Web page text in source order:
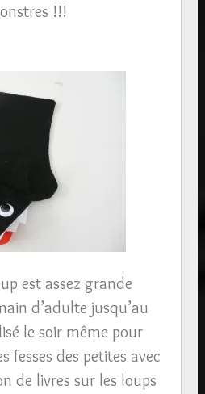
!!!
est assez grande
d’adulte jusqu’au
le soir même pour
fesses des petites avec
de livres sur les loups